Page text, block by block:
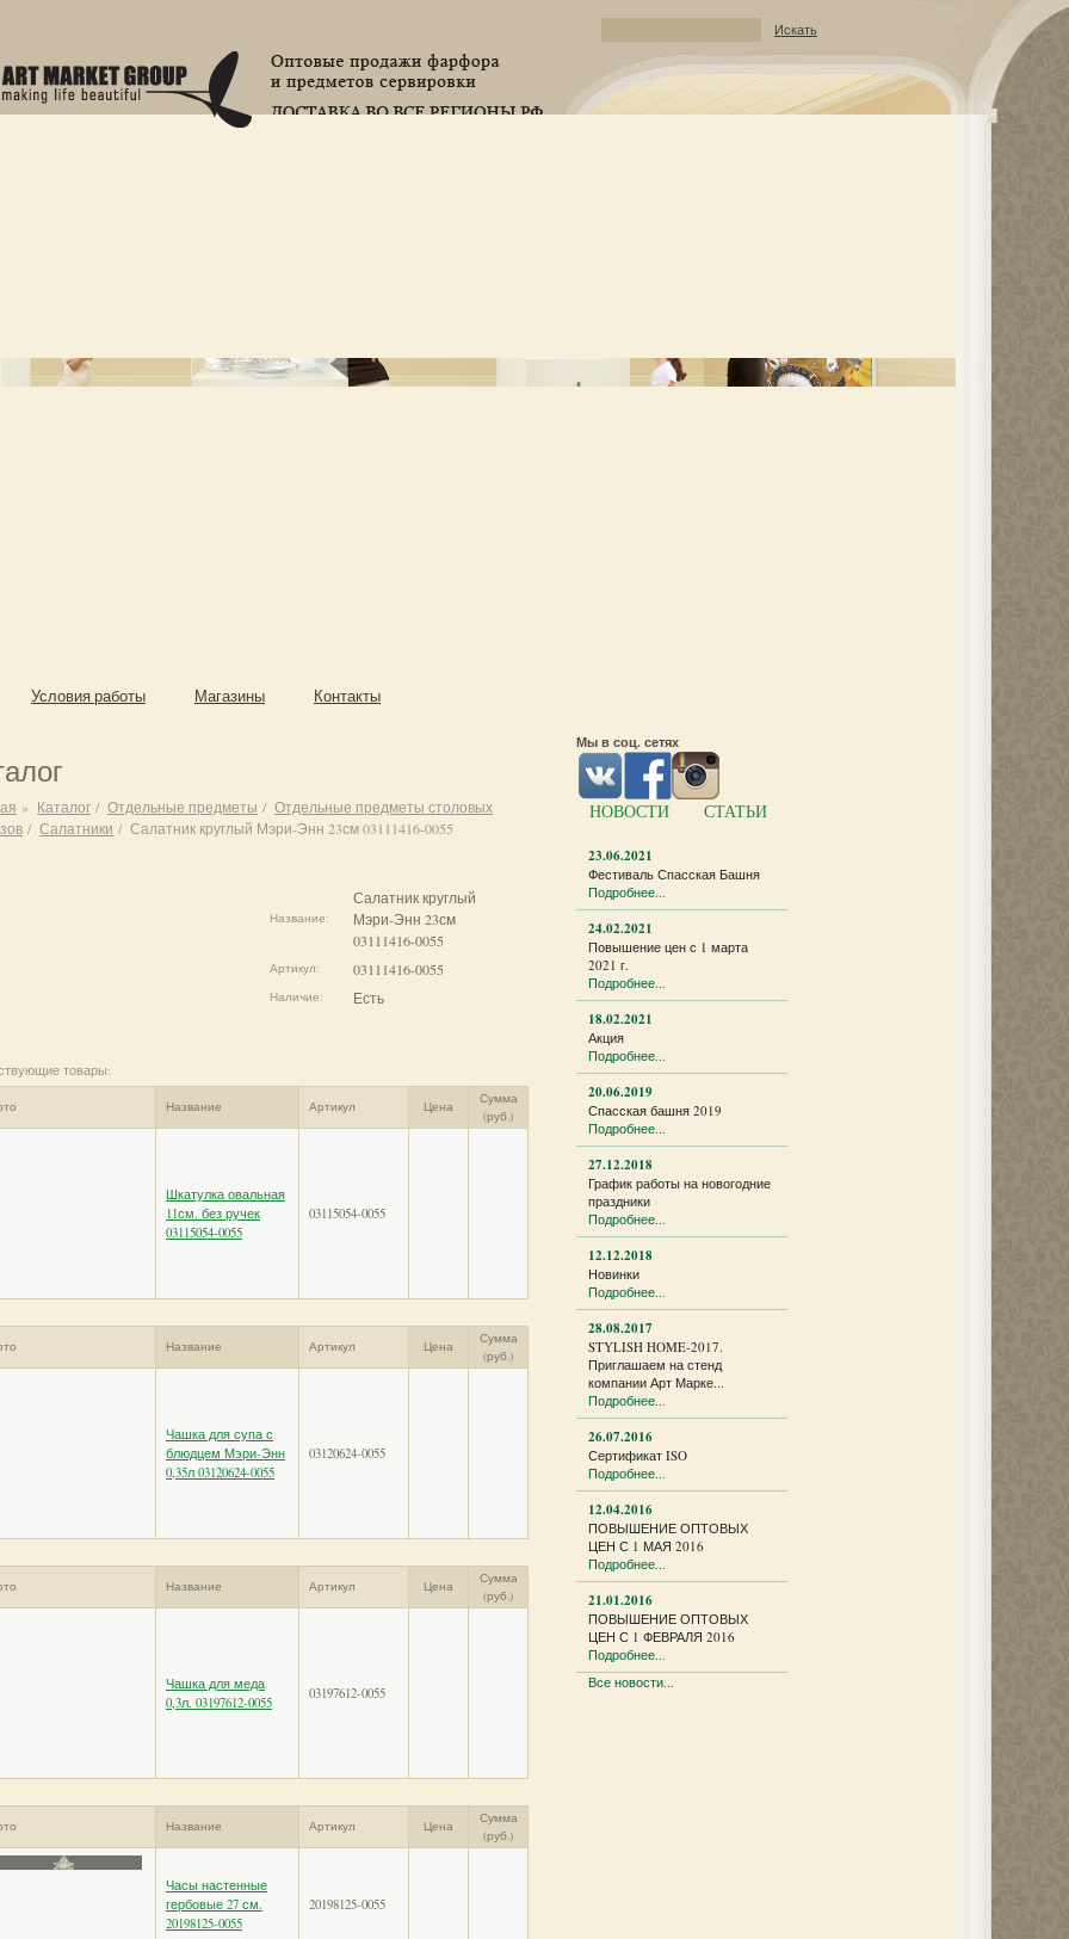
Искать
Условия работы Магазины Контакты
» Каталог / Отдельные предметы / Отдельные предметы столовых
/ Салатники / Салатник круглый Мэри-Энн 23см 03111416-0055
Название:
Салатник круглый
Мэри-Энн 23см
03111416-0055
Артикул: 03111416-0055
Наличие: Есть
товары:
Название Артикул Цена
Сумма
(руб.)
Шкатулка овальная
11см. без ручек
03115054-0055
03115054-0055
Название Артикул Цена
Сумма
(руб.)
Чашка для супа с
блюдцем Мэри-Энн
0,35л 03120624-0055
03120624-0055
Название Артикул Цена
Сумма
(руб.)
Чашка для меда
0,3л. 03197612-0055
03197612-0055
Название Артикул Цена
Сумма
(руб.)
Часы настенные
гербовые 27 см.
20198125-0055
20198125-0055
Мы в соц. сетях
НОВОСТИ
23.06.2021
Фестиваль Спасская Башня
Подробнее...
24.02.2021
Повышение цен с 1 марта
2021 г.
Подробнее...
18.02.2021
Акция
Подробнее...
20.06.2019
Спасская башня 2019
Подробнее...
27.12.2018
График работы на новогодние
праздники
Подробнее...
12.12.2018
Новинки
Подробнее...
28.08.2017
STYLISH HOME-2017.
Приглашаем на стенд
компании Арт Марке...
Подробнее...
26.07.2016
Сертификат ISO
Подробнее...
12.04.2016
ПОВЫШЕНИЕ ОПТОВЫХ
ЦЕН С 1 МАЯ 2016
Подробнее...
21.01.2016
ПОВЫШЕНИЕ ОПТОВЫХ
ЦЕН С 1 ФЕВРАЛЯ 2016
Подробнее...
Все новости...
СТАТЬИ